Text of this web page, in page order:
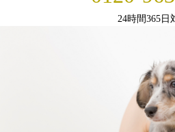
24時間365日